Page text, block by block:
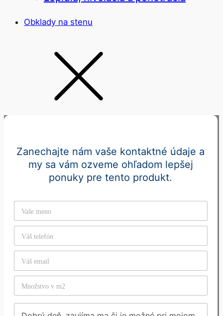
Obklady na stenu
Zanechajte nám vaše kontaktné údaje a
my sa vám ozveme ohľadom lepšej
ponuky pre tento produkt.